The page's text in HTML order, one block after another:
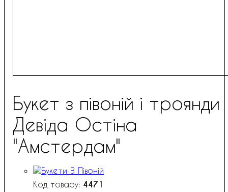
Букет з півоній і троянди
Девіда Остіна
"Амстердам"
4471